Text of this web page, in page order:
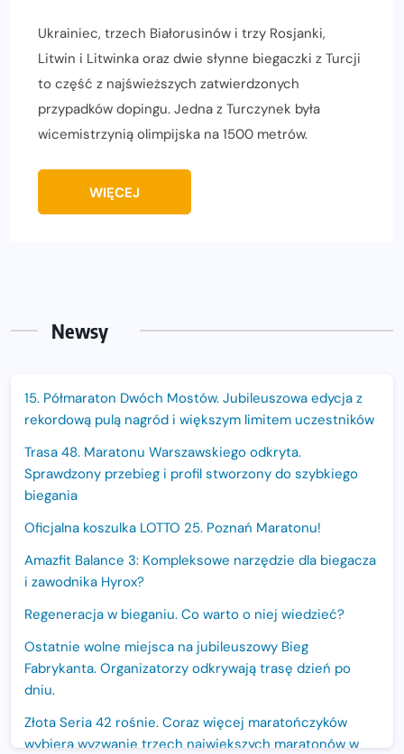
Ukrainiec, trzech Białorusinów i trzy Rosjanki,
Litwin i Litwinka oraz dwie słynne biegaczki z Turcji
to część z najświeższych zatwierdzonych
przypadków dopingu. Jedna z Turczynek była
wicemistrzynią olimpijska na 1500 metrów.
WIĘCEJ
Newsy
15. Półmaraton Dwóch Mostów. Jubileuszowa edycja z
rekordową pulą nagród i większym limitem uczestników
Trasa 48. Maratonu Warszawskiego odkryta.
Sprawdzony przebieg i profil stworzony do szybkiego
biegania
Oficjalna koszulka LOTTO 25. Poznań Maratonu!
Amazfit Balance 3: Kompleksowe narzędzie dla biegacza
i zawodnika Hyrox?
Regeneracja w bieganiu. Co warto o niej wiedzieć?
Ostatnie wolne miejsca na jubileuszowy Bieg
Fabrykanta. Organizatorzy odkrywają trasę dzień po
dniu.
Złota Seria 42 rośnie. Coraz więcej maratończyków
wybiera wyzwanie trzech największych maratonów w